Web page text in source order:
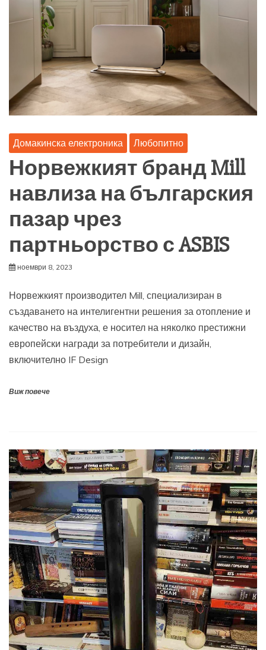
Домакинска електроника Любопитно
Норвежкият бранд Mill
навлиза на българския
пазар чрез
партньорство с ASBIS
ноември 8, 2023
Норвежкият производител Mill, специализиран в
създаването на интелигентни решения за отопление и
качество на въздуха, е носител на няколко престижни
европейски награди за потребители и дизайн,
включително IF Design
Виж повече